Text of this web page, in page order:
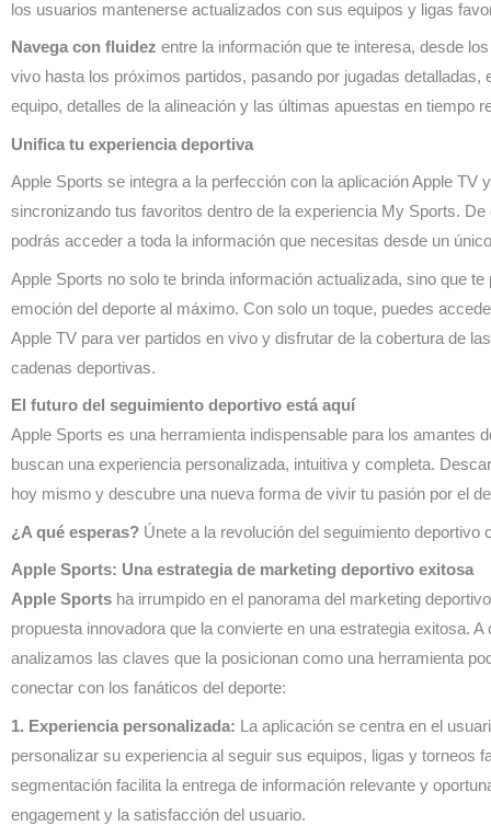
los usuarios mantenerse actualizados con sus equipos y ligas
Navega con fluidez entre la información que te interesa, desde
vivo hasta los próximos partidos, pasando por jugadas detalladas,
equipo, detalles de la alineación y las últimas apuestas en tiempo
Unifica tu experiencia deportiva
Apple Sports se integra a la perfección con la aplicación Apple TV
sincronizando tus favoritos dentro de la experiencia My Sports. De
podrás acceder a toda la información que necesitas desde un
Apple Sports no solo te brinda información actualizada, sino que te
emoción del deporte al máximo. Con solo un toque, puedes
Apple TV para ver partidos en vivo y disfrutar de la cobertura de
cadenas deportivas.
El futuro del seguimiento deportivo está aquí
Apple Sports es una herramienta indispensable para los amantes
buscan una experiencia personalizada, intuitiva y completa.
hoy mismo y descubre una nueva forma de vivir tu pasión por el
¿A qué esperas? Únete a la revolución del seguimiento deportivo
Apple Sports: Una estrategia de marketing deportivo exitosa
Apple Sports ha irrumpido en el panorama del marketing
propuesta innovadora que la convierte en una estrategia exitosa. A
analizamos las claves que la posicionan como una herramienta
conectar con los fanáticos del deporte:
1. Experiencia personalizada: La aplicación se centra en el
personalizar su experiencia al seguir sus equipos, ligas y torneos
segmentación facilita la entrega de información relevante y
engagement y la satisfacción del usuario.